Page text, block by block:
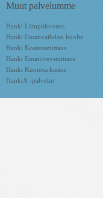
Muut palvelumme
Hanki Lämpökuvaus
Hanki Ilmanvaihdon huolto
Hanki Kosteusmittaus
Hanki Ilmatiiveysmittaus
Hanki Kuntotarkastus
HankiX -palvelut